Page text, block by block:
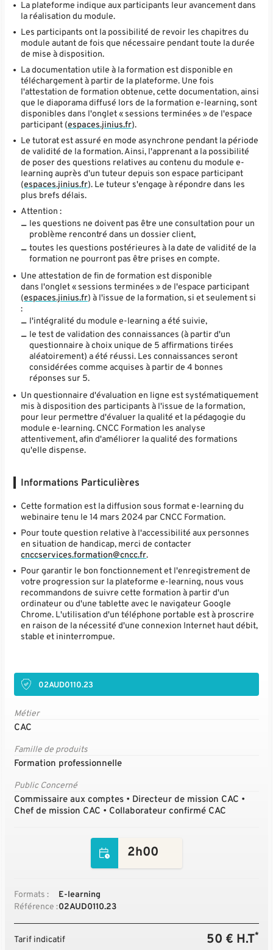
La plateforme indique aux participants leur avancement dans
la réalisation du module.
Les participants ont la possibilité de revoir les chapitres du
module autant de fois que nécessaire pendant toute la durée
de mise à disposition.
La documentation utile à la formation est disponible en
téléchargement à partir de la plateforme. Une fois
l'attestation de formation obtenue, cette documentation, ainsi
que le diaporama diffusé lors de la formation e-learning, sont
disponibles dans l'onglet « sessions terminées » de l'espace
participant (espaces.jinius.fr).
Le tutorat est assuré en mode asynchrone pendant la période
de validité de la formation. Ainsi, l'apprenant a la possibilité
de poser des questions relatives au contenu du module e-
learning auprès d'un tuteur depuis son espace participant
(espaces.jinius.fr). Le tuteur s'engage à répondre dans les
plus brefs délais.
Attention :
les questions ne doivent pas être une consultation pour un
problème rencontré dans un dossier client,
toutes les questions postérieures à la date de validité de la
formation ne pourront pas être prises en compte.
Une attestation de fin de formation est disponible
dans l'onglet « sessions terminées » de l'espace participant
(espaces.jinius.fr) à l'issue de la formation, si et seulement si
:
l'intégralité du module e-learning a été suivie,
le test de validation des connaissances (à partir d'un
questionnaire à choix unique de 5 affirmations tirées
aléatoirement) a été réussi. Les connaissances seront
considérées comme acquises à partir de 4 bonnes
réponses sur 5.
Un questionnaire d'évaluation en ligne est systématiquement
mis à disposition des participants à l'issue de la formation,
pour leur permettre d'évaluer la qualité et la pédagogie du
module e-learning. CNCC Formation les analyse
attentivement, afin d'améliorer la qualité des formations
qu'elle dispense.
Informations Particulières
Cette formation est la diffusion sous format e-learning du
webinaire tenu le 14 mars 2024 par CNCC Formation.
Pour toute question relative à l'accessibilité aux personnes
en situation de handicap, merci de contacter
cnccservices.formation@cncc.fr.
Pour garantir le bon fonctionnement et l'enregistrement de
votre progression sur la plateforme e-learning, nous vous
recommandons de suivre cette formation à partir d'un
ordinateur ou d'une tablette avec le navigateur Google
Chrome. L'utilisation d'un téléphone portable est à proscrire
en raison de la nécessité d'une connexion Internet haut débit,
stable et ininterrompue.
02AUD0110.23
Métier
CAC
Famille de produits
Formation professionnelle
Public Concerné
Commissaire aux comptes • Directeur de mission CAC •
Chef de mission CAC • Collaborateur confirmé CAC
2h00
Formats :
E-learning
Référence :02AUD0110.23
Tarif indicatif 50 € H.T*